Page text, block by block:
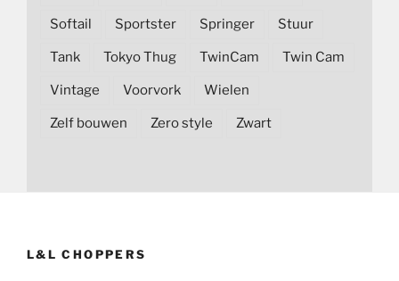
Softail Sportster Springer Stuur
Tank Tokyo Thug TwinCam Twin Cam
Vintage Voorvork Wielen
Zelf bouwen Zero style Zwart
L&L CHOPPERS